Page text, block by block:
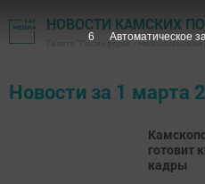
НОВОСТИ КАМСКИХ
Газета "Посинформ" - Нижнекамский
Новости за 1 марта
готовит
кадры
6 Автоматическое